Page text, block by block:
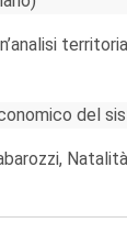
del